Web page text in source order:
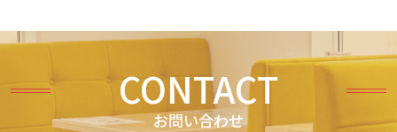
CONTACT
お問い合わせ